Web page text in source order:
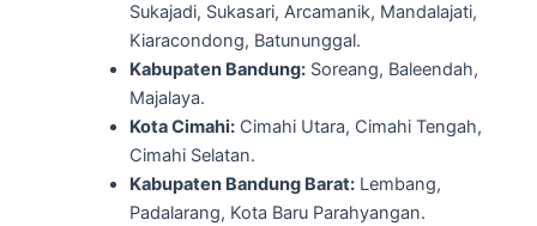
Sukajadi, Sukasari, Arcamanik, Mandalajati,
Kiaracondong, Batununggal.
Kabupaten Bandung:Soreang, Baleendah,
Majalaya.
Kota Cimahi:Cimahi Utara, Cimahi Tengah,
Cimahi Selatan.
Kabupaten Bandung Barat:Lembang,
Padalarang, Kota Baru Parahyangan.